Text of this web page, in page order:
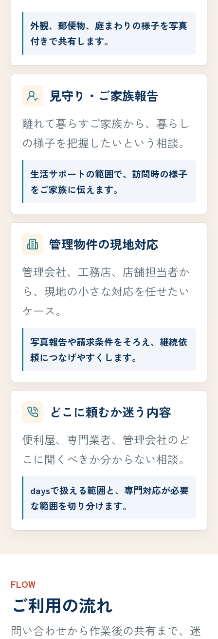
外観、郵便物、庭まわりの様子を写真
付きで共有します。
見守り・ご家族報告
離れて暮らすご家族から、暮らし
の様子を把握したいという相談。
生活サポートの範囲で、訪問時の様子
をご家族に伝えます。
管理物件の現地対応
管理会社、工務店、店舗担当者か
ら、現地の小さな対応を任せたい
ケース。
写真報告や請求条件をそろえ、継続依
頼につなげやすくします。
どこに頼むか迷う内容
便利屋、専門業者、管理会社のど
こに聞くべきか分からない相談。
daysで扱える範囲と、専門対応が必要
な範囲を切り分けます。
FLOW
ご利用の流れ
問い合わせから作業後の共有まで、迷